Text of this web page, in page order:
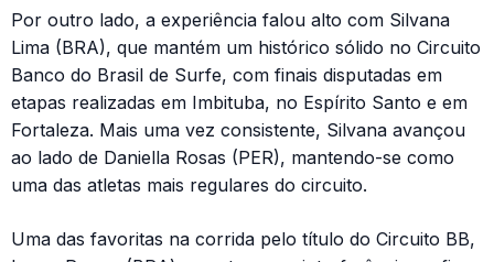
Por outro lado, a experiência falou alto com Silvana
Lima (BRA), que mantém um histórico sólido no Circuito
Banco do Brasil de Surfe, com finais disputadas em
etapas realizadas em Imbituba, no Espírito Santo e em
Fortaleza. Mais uma vez consistente, Silvana avançou
ao lado de Daniella Rosas (PER), mantendo-se como
uma das atletas mais regulares do circuito.
Uma das favoritas na corrida pelo título do Circuito BB,